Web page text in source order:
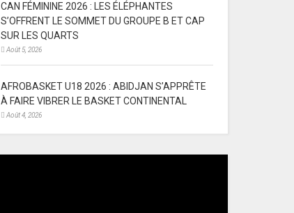
CAN FÉMININE 2026 : LES ÉLÉPHANTES
S’OFFRENT LE SOMMET DU GROUPE B ET CAP
SUR LES QUARTS
Août 5, 2026
AFROBASKET U18 2026 : ABIDJAN S’APPRÊTE
À FAIRE VIBRER LE BASKET CONTINENTAL
Août 4, 2026